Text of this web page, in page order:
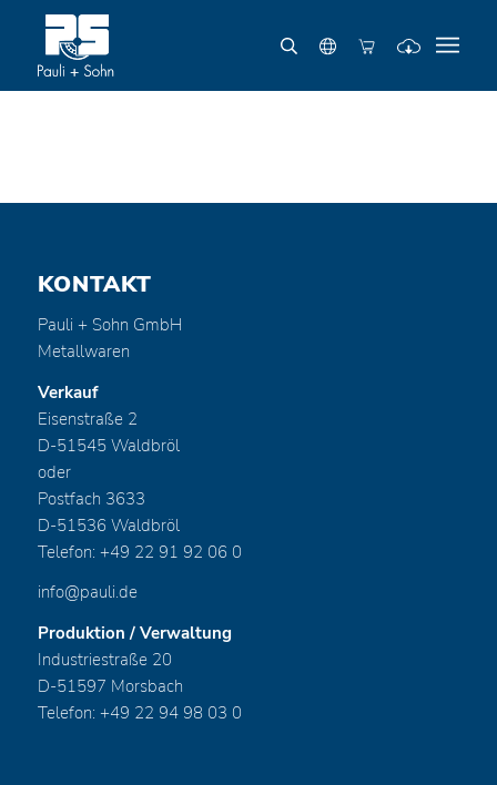
KONTAKT
Pauli + Sohn GmbH
Metallwaren
Verkauf
Eisenstraße 2
D-51545 Waldbröl
oder
Postfach 3633
D-51536 Waldbröl
Telefon: +49 22 91 92 06 0
info@pauli.de
Produktion / Verwaltung
Industriestraße 20
D-51597 Morsbach
Telefon: +49 22 94 98 03 0